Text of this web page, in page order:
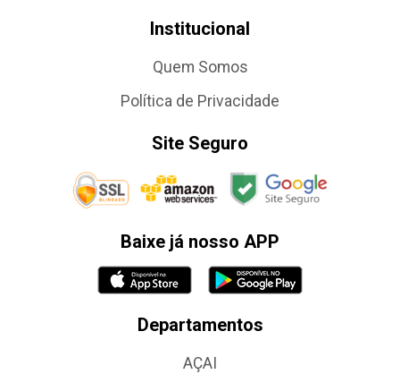
Institucional
Quem Somos
Política de Privacidade
Site Seguro
Baixe já nosso APP
Departamentos
AÇAI